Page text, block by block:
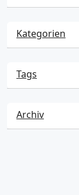
Kategorien
Tags
Archiv